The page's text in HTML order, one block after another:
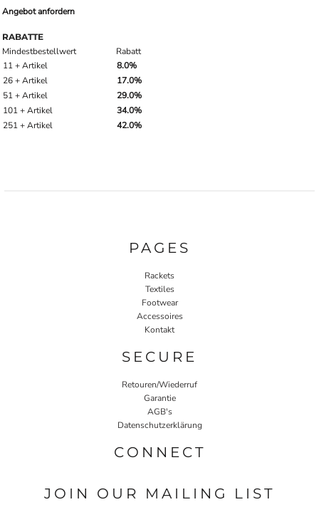
Angebot anfordern
RABATTE
Mindestbestellwert
Rabatt
11 + Artikel
8.0%
26 + Artikel
17.0%
51 + Artikel
29.0%
101 + Artikel
34.0%
251 + Artikel
42.0%
PAGES
Rackets
Textiles
Footwear
Accessoires
Kontakt
SECURE
Retouren/Wiederruf
Garantie
AGB's
Datenschutzerklärung
CONNECT
JOIN OUR MAILING LIST